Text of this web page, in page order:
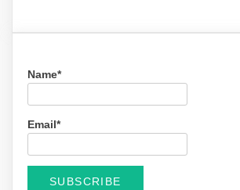
Name*
Email*